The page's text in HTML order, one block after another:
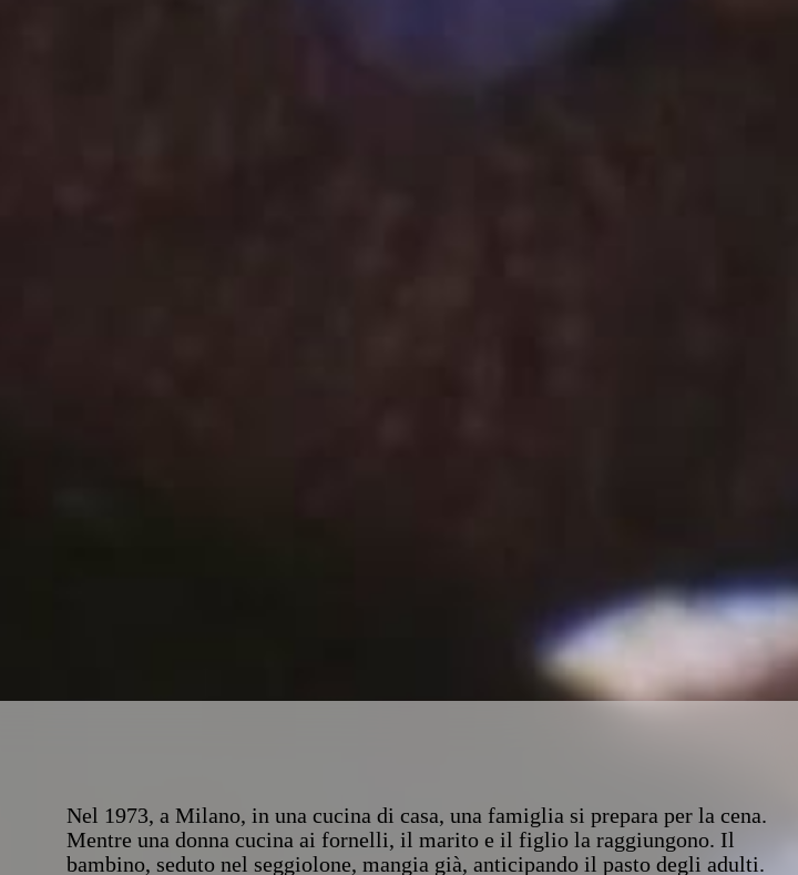
Nel 1973, a Milano, in una cucina di casa, una famiglia si prepara per la cena.
Mentre una donna cucina ai fornelli, il marito e il figlio la raggiungono. Il
bambino, seduto nel seggiolone, mangia già, anticipando il pasto degli adulti.